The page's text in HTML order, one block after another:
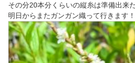
その分20本分くらいの縦糸は準備出来